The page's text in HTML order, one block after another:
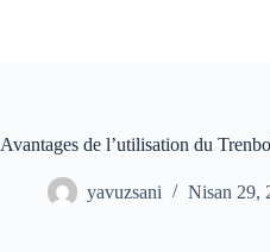
Avantages de l’utilisation du
yavuzsani Nisan 29,